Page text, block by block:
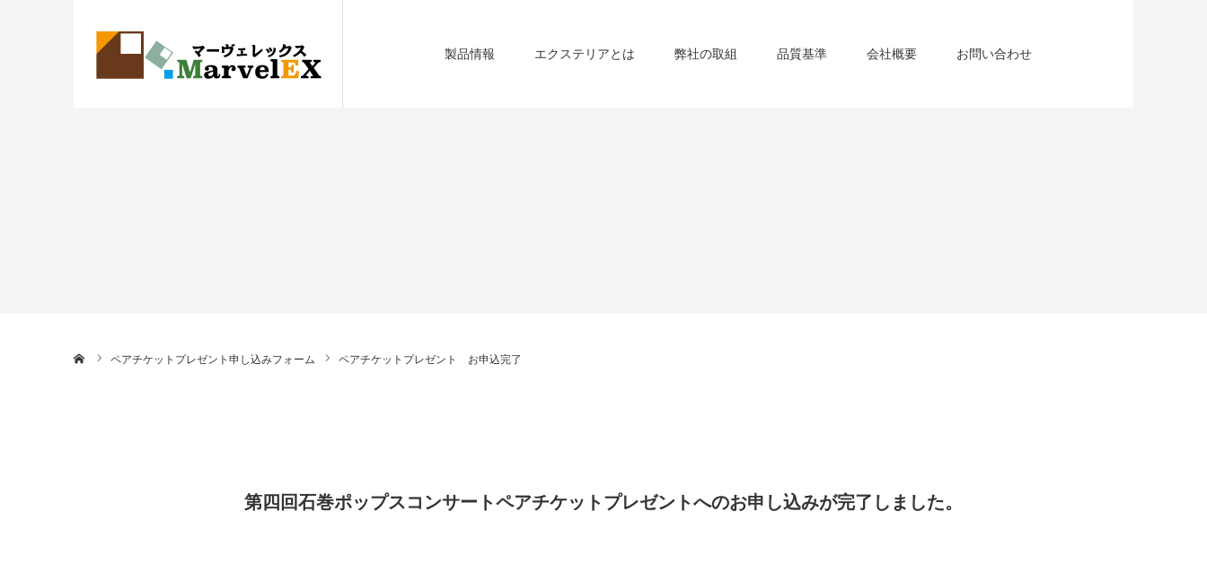
製品情報 エクステリアとは 弊社の取組 品質基準 会社概要 お問い合わせ
ペアチケットプレゼント申し込みフォーム ペアチケットプレゼント お申込完了
第四回石巻ポップスコンサートペアチケットプレゼントへのお申し込みが完了しました。